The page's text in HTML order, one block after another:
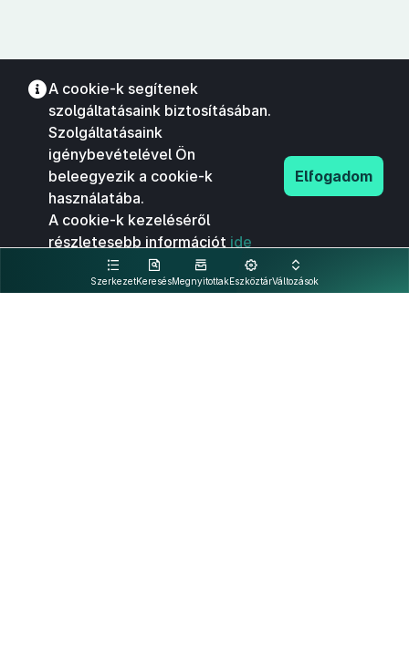
SzerkezetKeresésMegnyitottakEszköztárVáltozások
A cookie-k segítenek
szolgáltatásaink biztosításában.
Szolgáltatásaink
igénybevételével Ön
beleegyezik a cookie-k
használatába.
A cookie-k kezeléséről
részletesebb információt ide
kattintva olvashat.
Elfogadom